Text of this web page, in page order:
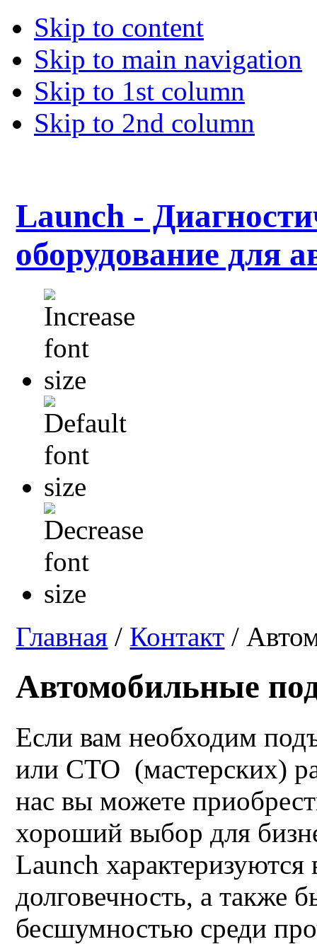
Skip to content
Skip to main navigation
Skip to 1st column
Skip to 2nd column
Launch -
оборудование для
Главная / Контакт /
Автомобильные
Если вам необходим
или СТО (мастерских)
нас вы можете
хороший выбор для
Launch
долговечность, а также
бесшумностью среди